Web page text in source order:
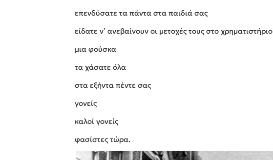
επενδύσατε τα πάντα στα παιδιά σας
είδατε ν’ ανεβαίνουν οι μετοχές τους στο χρηματιστήριο
μια φούσκα
τα χάσατε όλα
στα εξήντα πέντε σας
γονείς
καλοί γονείς
φασίστες τώρα.